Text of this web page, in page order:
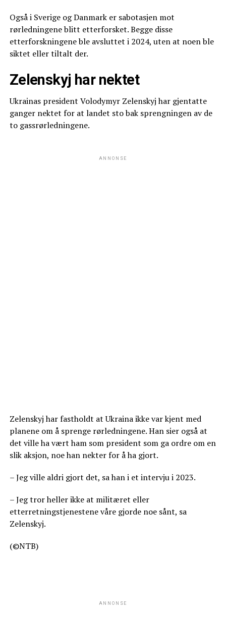
Også i Sverige og Danmark er sabotasjen mot
rørledningene blitt etterforsket. Begge disse
etterforskningene ble avsluttet i 2024, uten at noen ble
siktet eller tiltalt der.
Zelenskyj har nektet
Ukrainas president Volodymyr Zelenskyj har gjentatte
ganger nektet for at landet sto bak sprengningen av de
to gassrørledningene.
ANNONSE
Zelenskyj har fastholdt at Ukraina ikke var kjent med
planene om å sprenge rørledningene. Han sier også at
det ville ha vært ham som president som ga ordre om en
slik aksjon, noe han nekter for å ha gjort.
– Jeg ville aldri gjort det, sa han i et intervju i 2023.
– Jeg tror heller ikke at militæret eller
etterretningstjenestene våre gjorde noe sånt, sa
Zelenskyj.
(©NTB)
ANNONSE